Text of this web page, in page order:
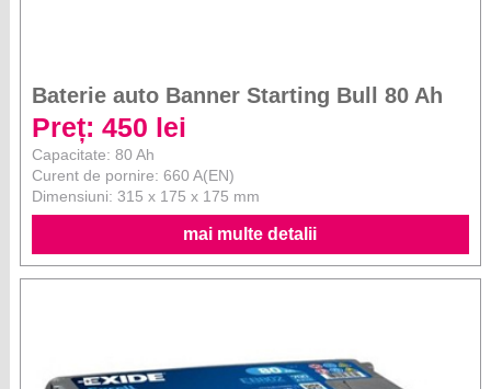
Baterie auto Banner Starting Bull 80 Ah
Preț: 450 lei
Capacitate: 80 Ah
Curent de pornire: 660 A(EN)
Dimensiuni: 315 x 175 x 175 mm
mai multe detalii